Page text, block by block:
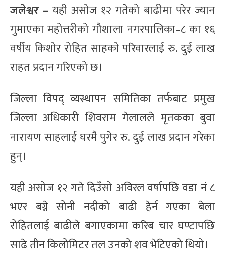
जलेश्वर – यही असोज १२ गतेको बाढीमा परेर ज्यान
गुमाएका महोत्तरीको गौशाला नगरपालिका–८ का १६
वर्षीय किशोर रोहित साहको परिवारलाई रु. दुई लाख
राहत प्रदान गरिएको छ।
जिल्ला विपद् व्यस्थापन समितिका तर्फबाट प्रमुख
जिल्ला अधिकारी शिवराम गेलालले मृतकका बुवा
नारायण साहलाई घरमै पुगेर रु. दुई लाख प्रदान गरेका
हुन्।
यही असोज १२ गते दिउँसो अविरल वर्षापछि वडा नं ८
भएर बग्ने सोनी नदीको बाढी हेर्न गएका बेला
रोहितलाई बाढीले बगाएकामा करिब चार घण्टापछि
साढे तीन किलोमिटर तल उनको शव भेटिएको थियो।